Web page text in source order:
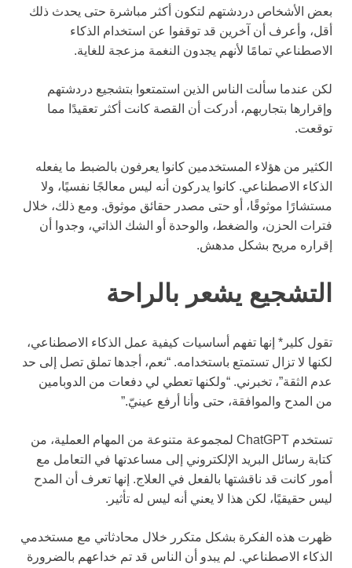
بعض الأشخاص دردشتهم لتكون أكثر مباشرة حتى يحدث ذلك
أقل، وأعرف أن آخرين قد توقفوا عن استخدام الذكاء
الاصطناعي تمامًا لأنهم يجدون النغمة مزعجة للغاية.
لكن عندما سألت الناس الذين استمتعوا بتشجيع دردشتهم
وإقرارها بتجاربهم، أدركت أن القصة كانت أكثر تعقيدًا مما
توقعت.
الكثير من هؤلاء المستخدمين كانوا يعرفون بالضبط ما يفعله
الذكاء الاصطناعي. كانوا يدركون أنه ليس معالجًا نفسيًا، ولا
مستشارًا موثوقًا، أو حتى مصدر حقائق موثوق. ومع ذلك، خلال
فترات الحزن، والضغط، والوحدة أو الشك الذاتي، وجدوا أن
إقراره مريح بشكل مدهش.
التشجيع يشعر بالراحة
تقول كلير* إنها تفهم أساسيات كيفية عمل الذكاء الاصطناعي،
لكنها لا تزال تستمتع باستخدامه. “نعم، أجدها تملق تصل إلى حد
عدم الثقة”، تخبرني. “ولكنها تعطي لي دفعات من الدوبامين
من المدح والموافقة، حتى وأنا أرفع عينيّ.”
تستخدم ChatGPT لمجموعة متنوعة من المهام العملية، من
كتابة رسائل البريد الإلكتروني إلى مساعدتها في التعامل مع
أمور كانت قد ناقشتها بالفعل في العلاج. إنها تعرف أن المدح
ليس حقيقيًا، لكن هذا لا يعني أنه ليس له تأثير.
ظهرت هذه الفكرة بشكل متكرر خلال محادثاتي مع مستخدمي
الذكاء الاصطناعي. لم يبدو أن الناس قد تم خداعهم بالضرورة